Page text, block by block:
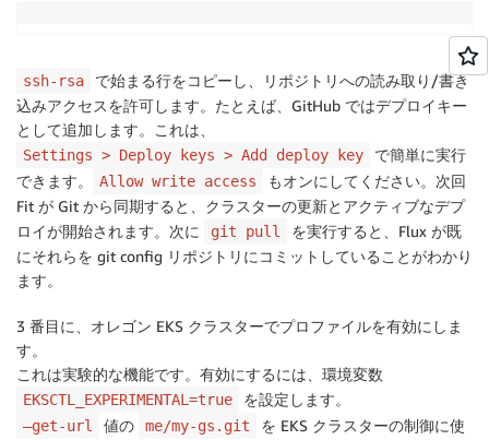
ssh-rsa
で始まる行をコピーし、リポジトリへの読み取り/書き
込みアクセスを許可します。たとえば、GitHub ではデプロイキー
として追加します。これは、
Settings > Deploy keys > Add deploy key
で簡単に実行
できます。
Allow write access
もオンにしてください。次回
Fit が Git から同期すると、クラスターの更新とアクティブなデプ
ロイが開始されます。次に
git pull
を実行すると、Flux が既
にそれらを git config リポジトリにコミットしていることがわかり
ます。
3 番目に、オレゴン EKS クラスターでプロファイルを有効にしま
す。
これは実験的な機能です。有効にするには、環境変数
EKSCTL_EXPERIMENTAL=true を設定します。
—get-url 値の me/my-gs.git
を EKS クラスターの制御に使